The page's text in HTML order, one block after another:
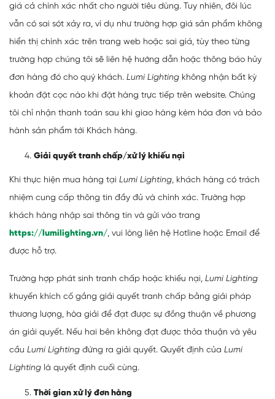
giá cả chính xác nhất cho người tiêu dùng. Tuy nhiên, đôi lúc
vẫn có sai sót xảy ra, ví dụ như trường hợp giá sản phẩm không
hiển thị chính xác trên trang web hoặc sai giá, tùy theo từng
trường hợp chúng tôi sẽ liên hệ hướng dẫn hoặc thông báo hủy
đơn hàng đó cho quý khách. Lumi Lighting không nhận bất kỳ
khoản đặt cọc nào khi đặt hàng trực tiếp trên website. Chúng
tôi chỉ nhận thanh toán sau khi giao hàng kèm hóa đơn và bảo
hành sản phẩm tới Khách hàng.
Giải quyết tranh chấp/xử lý khiếu nại
Khi thực hiện mua hàng tại Lumi Lighting, khách hàng có trách
nhiệm cung cấp thông tin đầy đủ và chính xác. Trường hợp
khách hàng nhập sai thông tin và gửi vào trang
https://lumilighting.vn/, vui lòng liên hệ Hotline hoặc Email để
được hỗ trợ.
Trường hợp phát sinh tranh chấp hoặc khiếu nại, Lumi Lighting
khuyến khích cố gắng giải quyết tranh chấp bằng giải pháp
thương lượng, hòa giải để đạt được sự đồng thuận về phương
án giải quyết. Nếu hai bên không đạt được thỏa thuận và yêu
cầu Lumi Lighting đứng ra giải quyết. Quyết định của Lumi
Lighting là quyết định cuối cùng.
Thời gian xử lý đơn hàng